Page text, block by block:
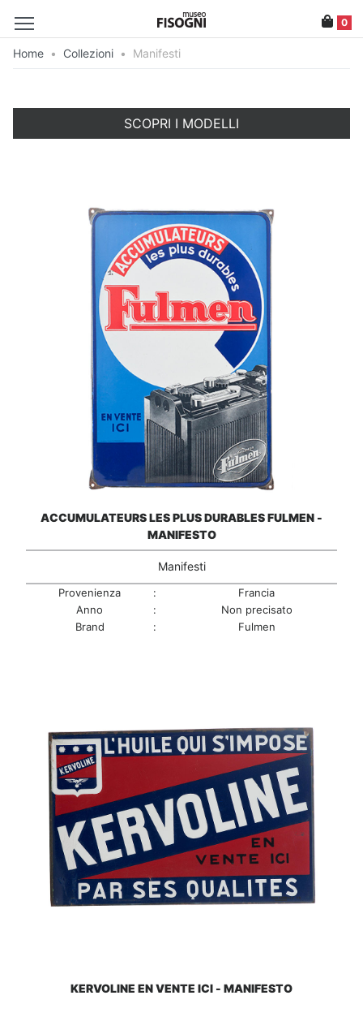
0
Home • Collezioni • Manifesti
SCOPRI I MODELLI
ACCUMULATEURS LES PLUS DURABLES FULMEN -
MANIFESTO
Manifesti
Provenienza :
Francia
Anno
:
Non precisato
Brand
: Fulmen
KERVOLINE EN VENTE ICI - MANIFESTO